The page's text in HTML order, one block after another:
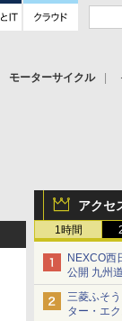
モーターサイクル
アクセ
1時間
NEXCO西
公開 九州
車両を通
三菱ふそ
ター・エ